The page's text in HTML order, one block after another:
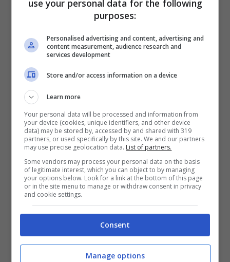
Preferisci sbagliare di testa tua piuttosto
che commettere un errore dopo aver
seguito il consiglio di qualcun altro.
Ti rivedi nei profili della test? – roma-news.it
Se invece di solito preferisci indossare degli
use your personal data for the following
purposes:
Personalised advertising and content, advertising and
content measurement, audience research and
services development
Store and/or access information on a device
Learn more
Your personal data will be processed and information from
your device (cookies, unique identifiers, and other device
data) may be stored by, accessed by and shared with 319
partners, or used specifically by this site. We and our partners
may use precise geolocation data. List of partners.
Some vendors may process your personal data on the basis
of legitimate interest, which you can object to by managing
your options below. Look for a link at the bottom of this page
or in the site menu to manage or withdraw consent in privacy
and cookie settings.
Consent
Manage options